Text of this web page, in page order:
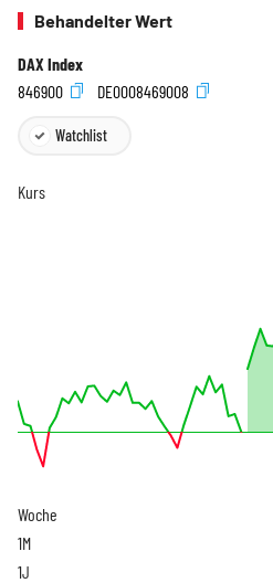
Behandelter Wert
DAX Index
846900
DE0008469008
Watchlist
Kurs
Woche
1M
1J